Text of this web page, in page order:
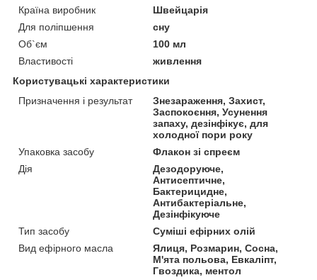
Країна виробник
Швейцарія
Для поліпшення
сну
Об`єм
100 мл
Властивості
живлення
Користувацькі характеристики
Призначення і результат
Знезараження, Захист,
Заспокоєння, Усунення
запаху, дезінфікує, для
холодної пори року
Упаковка засобу
Флакон зі спреєм
Дія
Дезодоруюче,
Антисептичне,
Бактерицидне,
Антибактеріальне,
Дезінфікуюче
Тип засобу
Суміші ефірних олій
Вид ефірного масла
Ялиця, Розмарин, Сосна,
М'ята польова, Евкаліпт,
Гвоздика, ментол